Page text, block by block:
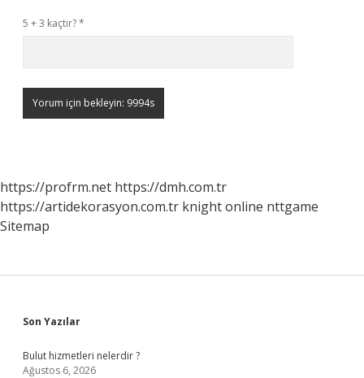
5 + 3 kaçtır?*
https://profrm.net https://dmh.com.tr
https://artidekorasyon.com.tr knight online nttgame
Sitemap
Sidebar
Son Yazılar
Bulut hizmetleri nelerdir ?
Ağustos 6, 2026